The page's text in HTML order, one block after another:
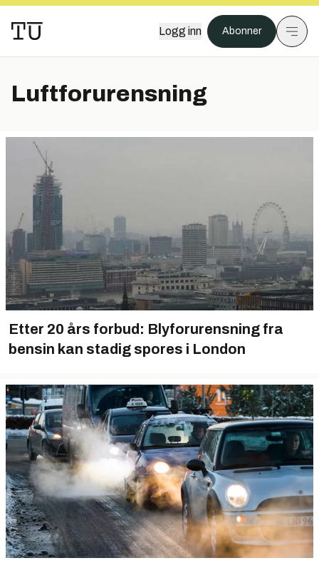
Logg inn Abonner
Luftforurensning
Etter 20 års forbud: Blyforurensning fra
bensin kan stadig spores i London